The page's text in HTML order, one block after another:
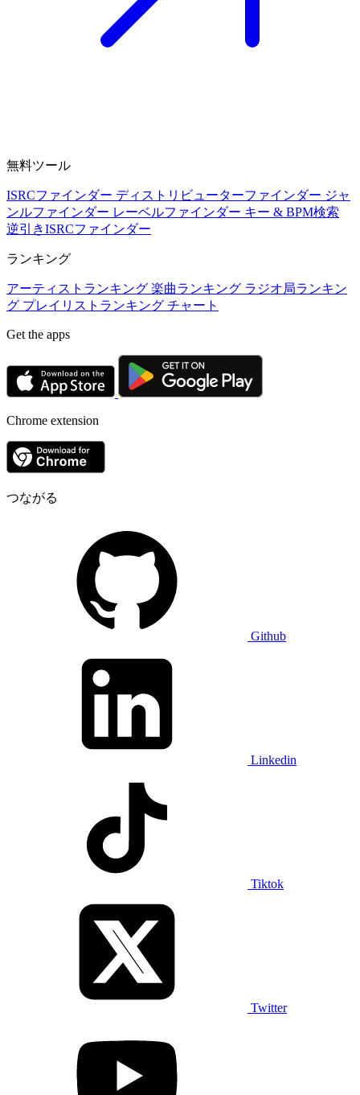
無料ツール
ISRCファインダー ディストリビューターファインダー ジャ
ンルファインダー レーベルファインダー キー & BPM検索
逆引きISRCファインダー
ランキング
アーティストランキング 楽曲ランキング ラジオ局ランキン
グ プレイリストランキング チャート
Get the apps
Chrome extension
つながる
Github
Linkedin
Tiktok
Twitter